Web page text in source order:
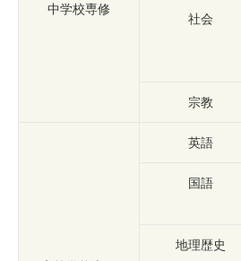
中学校専修
社会
宗教
英語
国語
地理歴史